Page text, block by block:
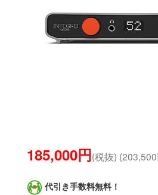
185,000円(税抜)
代引き手数料無料！